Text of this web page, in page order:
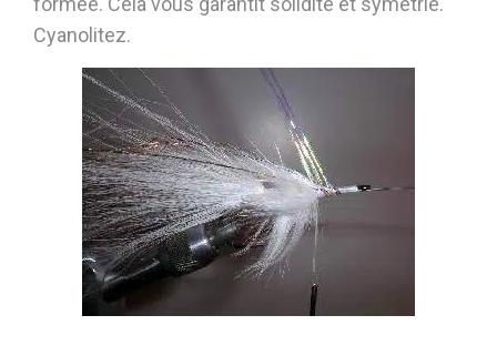
Cyanolitez.